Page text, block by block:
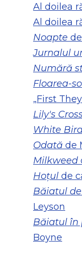
Al doilea
Al doilea
Noapte
Jurnalul
Numără
Floarea-
„First
Lily's
White
Odată de
Milkweed
Hoțul de
Băiatul
Leyson
Băiatul în
Boyne